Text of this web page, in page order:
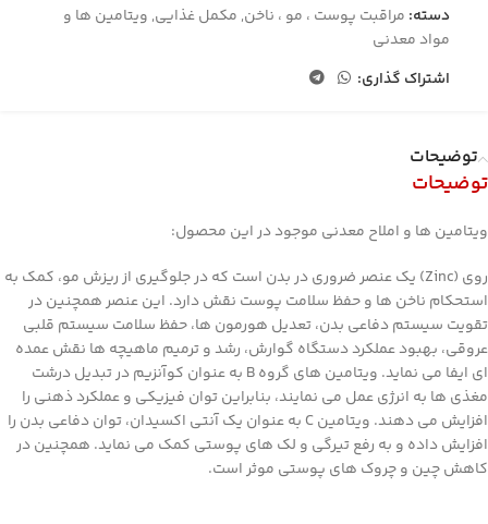
دسته: مراقبت پوست ، مو ، ناخن, مکمل غذایی, ویتامین ها و
مواد معدنی
اشتراک گذاری:
توضیحات
توضیحات
ویتامین ها و املاح معدنی موجود در این محصول:
روی (Zinc) یک عنصر ضروری در بدن است که در جلوگیری از ریزش مو، کمک به
استحکام ناخن ها و حفظ سلامت پوست نقش دارد. این عنصر همچنین در
تقویت سیستم دفاعی بدن، تعدیل هورمون ها، حفظ سلامت سیستم قلبی
عروقی، بهبود عملکرد دستگاه گوارش، رشد و ترمیم ماهیچه ها نقش عمده
ای ایفا می نماید. ویتامین های گروهB به عنوان کوآنزیم در تبدیل درشت
مغذی ها به انرژی عمل می نمایند، بنابراین توان فیزیکی و عملکرد ذهنی را
افزایش می دهند. ویتامینCبه عنوان یک آنتی اکسیدان، توان دفاعی بدن را
افزایش داده و به رفع تیرگی و لک های پوستی کمک می نماید. همچنین در
کاهش چین و چروک های پوستی موثر است.